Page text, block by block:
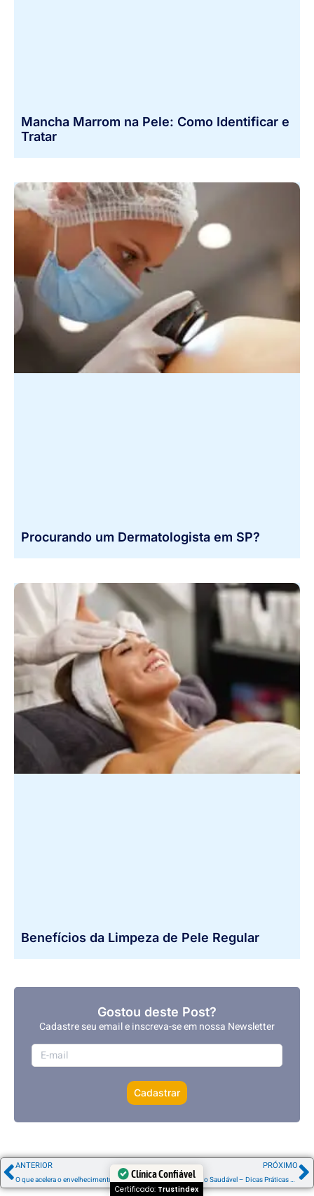
Mancha Marrom na Pele: Como Identificar e
Tratar
Procurando um Dermatologista em SP?
Benefícios da Limpeza de Pele Regular
Gostou deste Post?
Cadastre seu email e inscreva-se em nossa Newsletter
Cadastrar
ANTERIOR
O que acelera o envelhecimento facial?
PRÓXIMO
Couro Cabeludo Saudável – Dicas Práticas para Fios Fortes!
Clínica Confiável
Certificado: Trustindex